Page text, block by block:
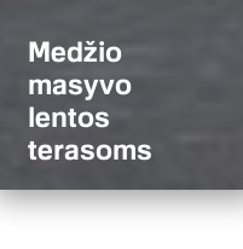
Medžio
masyvo
lentos
terasoms